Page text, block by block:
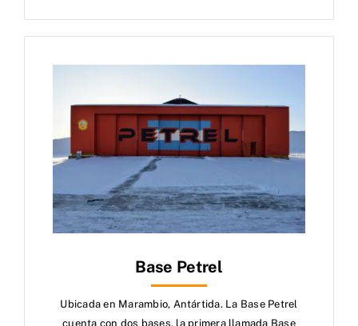
Base Petrel
Ubicada en Marambio, Antártida. La Base Petrel
cuenta con dos bases, la primera llamada Base